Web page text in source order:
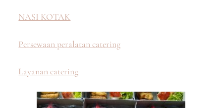
NASI KOTAK
Persewaan peralatan catering
Layanan catering